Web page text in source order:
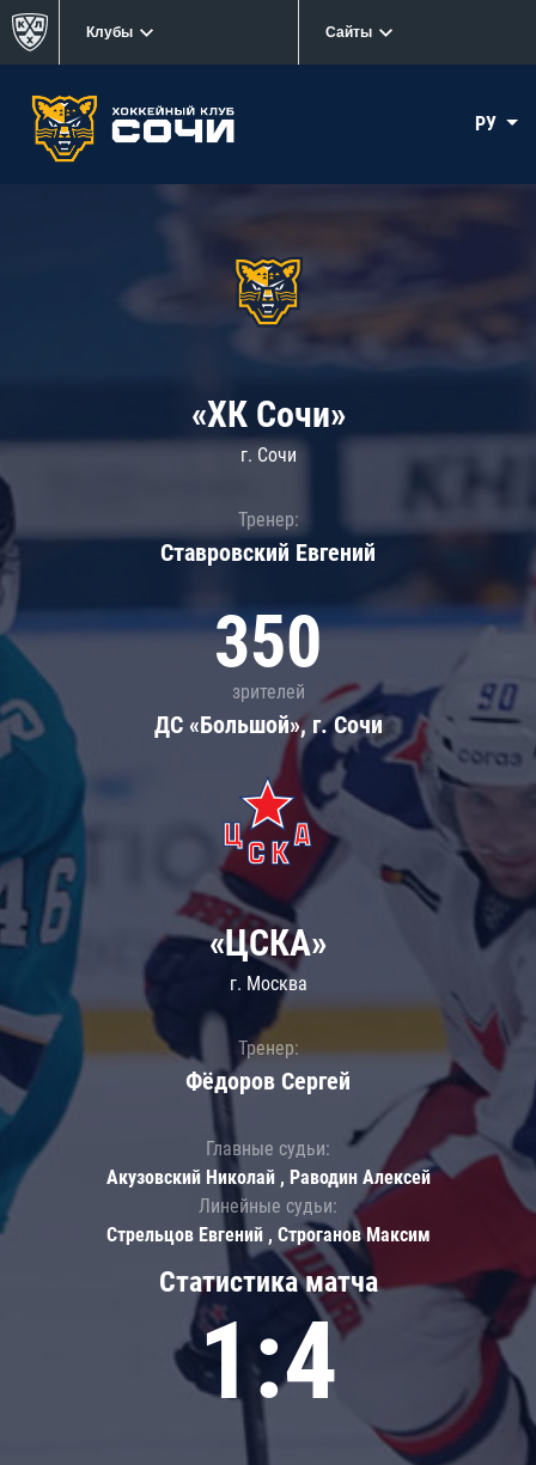
Клубы Сайты
РУ
«ХК Сочи»
г. Сочи
Тренер:
Ставровский Евгений
350
зрителей
ДС «Большой», г. Сочи
Статистика матча
1:4
«ЦСКА»
г. Москва
Тренер:
Фёдоров Сергей
Главные судьи:
Акузовский Николай , Раводин Алексей
Линейные судьи:
Стрельцов Евгений , Строганов Максим